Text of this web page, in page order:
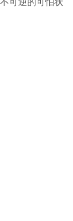
可逆的可怕状